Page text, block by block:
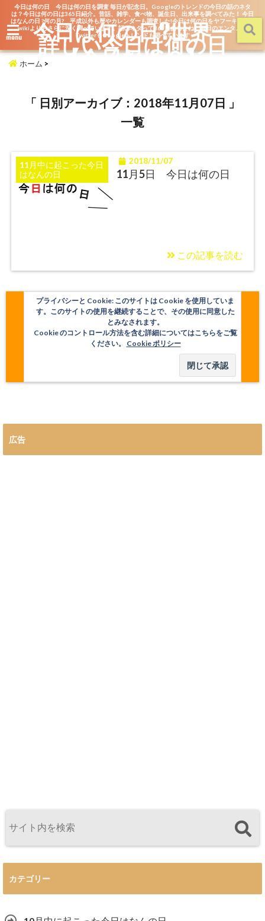
今日は何の日 今日は何の日を調査 毎日が記念日。Googleのトレンドの今日の話のネタ
は？今日は何の日は365日紹介。昔話、雑学、食べ物、誕生日、出来事を調べてみた！ 今日
はなんの日 ?何の月? 平成以外も暦やカレンダーも調査した!今日は何の日をヤフーキッズや
wikiよりもさらに深く調べています。話のネタって365日あるよね。毎日のエンタメを
TwitterもGoogleトレンドも調べています
menu 今日は何の日?世界一
詳しい今日は何の日
【今日なん？】
ホーム >
「 日別アーカイブ：2018年11月07日 」
一覧
11月中に起こった今日
はなんの日
2018/11/07
11月5日 今日は何の日
この記事を読む
プライバシーと Cookie: このサイトは Cookie を使用していま
す。このサイトの使用を継続することで、その使用に同意した
とみなされます。
Cookie のコントロール方法を含む詳細についてはこちらをご覧
ください。 Cookie ポリシー
広告
カテゴリー